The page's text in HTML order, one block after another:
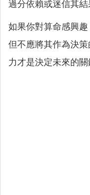
過分依賴或迷信其結
如果你對算命感興趣
但不應將其作為決
力才是決定未來的關